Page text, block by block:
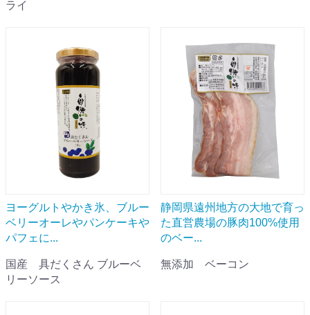
ライ
ヨーグルトやかき氷、ブルー
ベリーオーレやパンケーキや
パフェに...
国産 具だくさん ブルーベ
リーソース
静岡県遠州地方の大地で育っ
た直営農場の豚肉100%使用
のベー...
無添加 ベーコン